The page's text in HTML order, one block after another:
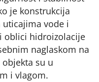
je konstrukcija
uticajima vode i
oblici hidroizolacije
naglaskom na
su u
i vlagom.